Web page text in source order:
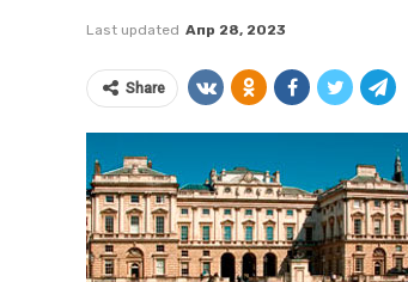
Last updated Апр 28, 2023
Share